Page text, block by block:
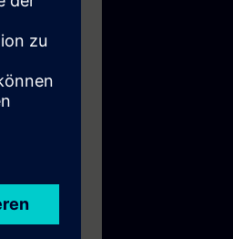
Phase
Ihren